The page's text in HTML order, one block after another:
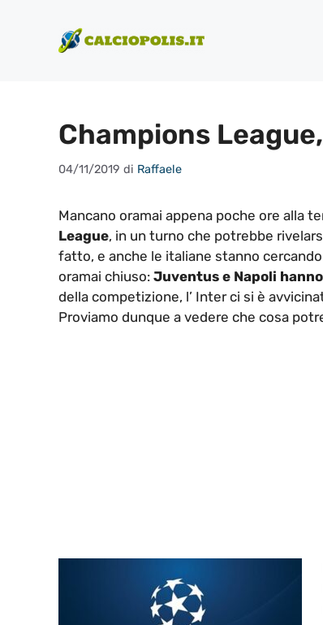
contenuto
Champions
04/11/2019 di Raffaele
Mancano oramai appena poche ore alla
League, in un turno che potrebbe
fatto, e anche le italiane stanno
oramai chiuso: Juventus e Napoli
della competizione, l’ Inter ci si è
Proviamo dunque a vedere che cosa